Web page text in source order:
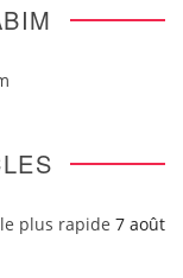
le plus rapide 7 août